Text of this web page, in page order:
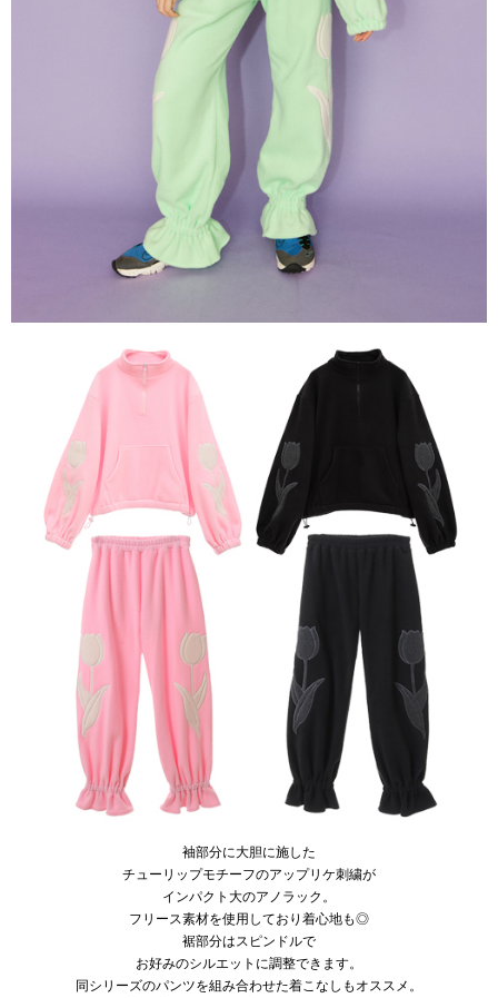
袖部分に大胆に施した
チューリップモチーフのアップリケ刺繍が
インパクト大のアノラック。
フリース素材を使用しており着心地も◎
裾部分はスピンドルで
お好みのシルエットに調整できます。
同シリーズのパンツを組み合わせた着こなしもオススメ。